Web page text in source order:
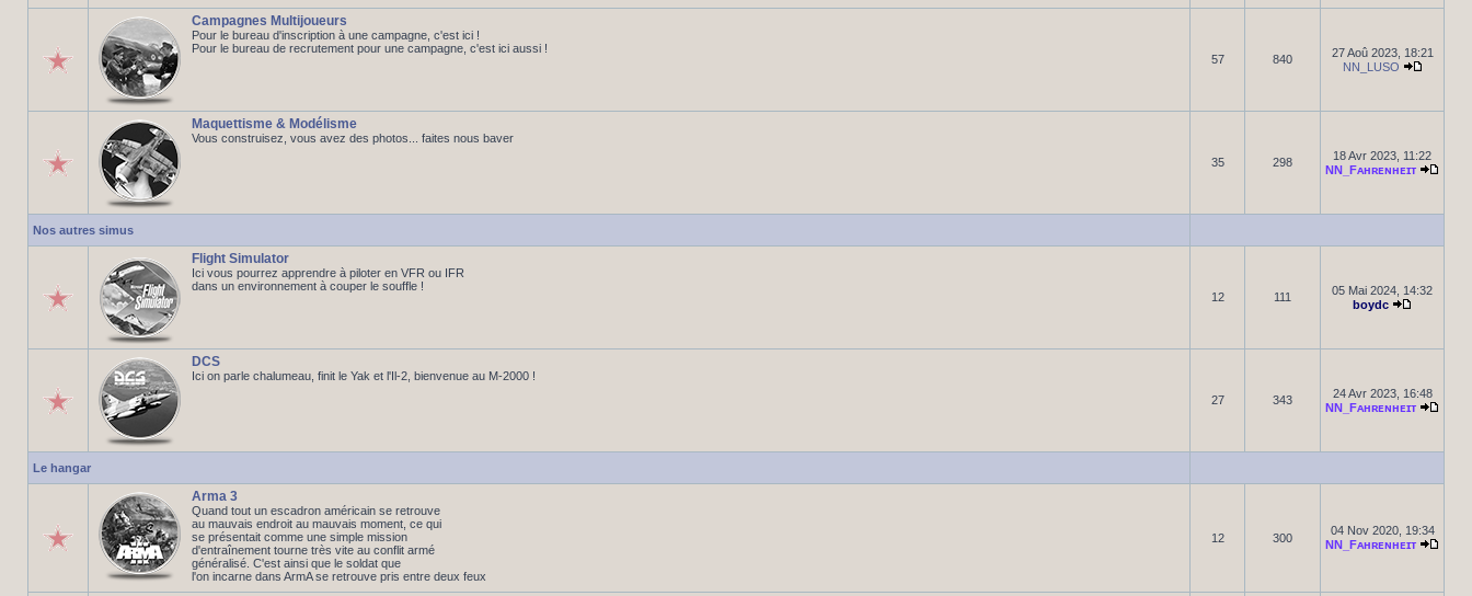
Campagnes Multijoueurs
Pour le bureau d'inscription à une campagne, c'est ici !
Pour le bureau de recrutement pour une campagne, c'est ici aussi !
57
840
27 Aoû 2023, 18:21
NN_LUSO
Maquettisme & Modélisme
Vous construisez, vous avez des photos... faites nous baver
35
298
18 Avr 2023, 11:22
NN_Fᴀʜʀᴇɴʜᴇɪᴛ
Nos autres simus
Flight Simulator
Ici vous pourrez apprendre à piloter en VFR ou IFR
dans un environnement à couper le souffle !
12
111
05 Mai 2024, 14:32
boydc
DCS
Ici on parle chalumeau, finit le Yak et l'Il-2, bienvenue au M-2000 !
27
343
24 Avr 2023, 16:48
NN_Fᴀʜʀᴇɴʜᴇɪᴛ
Le hangar
Arma 3
Quand tout un escadron américain se retrouve
au mauvais endroit au mauvais moment, ce qui
se présentait comme une simple mission
d'entraînement tourne très vite au conflit armé
généralisé. C'est ainsi que le soldat que
l'on incarne dans ArmA se retrouve pris entre deux feux
12 300
04 Nov 2020, 19:34
NN_Fᴀʜʀᴇɴʜᴇɪᴛ